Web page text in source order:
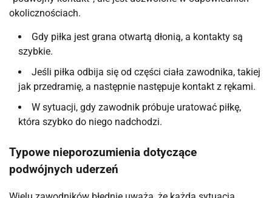
okolicznościach.
Gdy piłka jest grana otwartą dłonią, a kontakty są
szybkie.
Jeśli piłka odbija się od części ciała zawodnika, takiej
jak przedramię, a następnie następuje kontakt z rękami.
W sytuacji, gdy zawodnik próbuje uratować piłkę,
która szybko do niego nadchodzi.
Typowe nieporozumienia dotyczące
podwójnych uderzeń